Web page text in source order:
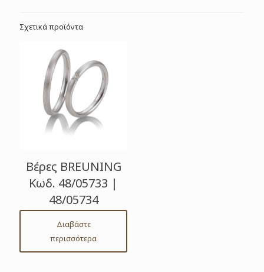
Σχετικά προϊόντα
Βέρες BREUNING
Κωδ. 48/05733 |
48/05734
Διαβάστε
περισσότερα